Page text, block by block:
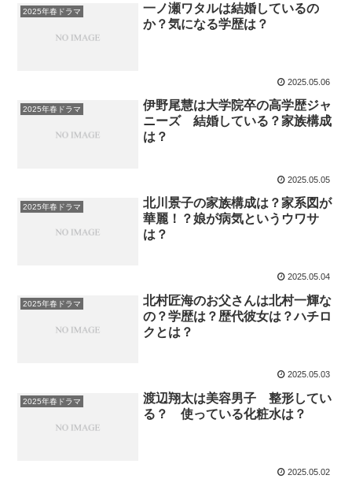
2025年春ドラマ
一ノ瀬ワタルは結婚しているの
か？気になる学歴は？
2025.05.06
2025年春ドラマ
伊野尾慧は大学院卒の高学歴ジャ
ニーズ 結婚している？家族構成
は？
2025.05.05
2025年春ドラマ
北川景子の家族構成は？家系図が
華麗！？娘が病気というウワサ
は？
2025.05.04
2025年春ドラマ
北村匠海のお父さんは北村一輝な
の？学歴は？歴代彼女は？ハチロ
クとは？
2025.05.03
2025年春ドラマ
渡辺翔太は美容男子 整形してい
る？ 使っている化粧水は？
2025.05.02